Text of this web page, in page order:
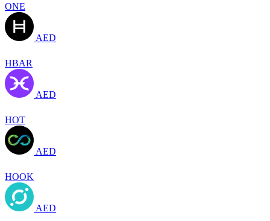
ONE
AED
HBAR
AED
HOT
AED
HOOK
AED